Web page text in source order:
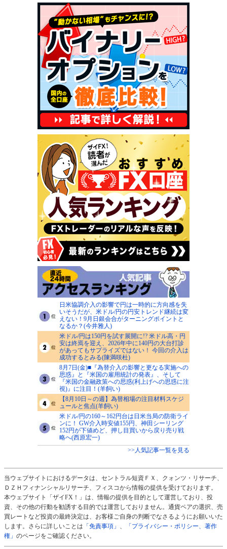
日米協調介入の影響で円は一時的に方向感を失
いそうだが、米ドル/円の円安トレンド継続は変
えない！9月日銀会合がターニングポイントと
なるか？(今井雅人)
米ドル/円は150円を試す展開に!? 米ドル高・円
安は終焉を迎え、2026年中に140円の大台打診
があってもサプライズではない！ 今回の介入は
成功するとみる(陳満咲杜)
8月7日(金)■『為替介入の影響と更なる実施への
思惑』と『米国の雇用統計の発表』、そして
『米国の金融政策への思惑(利上げへの思惑に注
視)』に注目！(羊飼い)
【8月10日～の週】為替相場の注目材料スケジ
ュールと焦点(羊飼い)
米ドル/円の160～162円台は日米当局の防衛ライ
ンに！ GW介入時安値155円、神田シーリング
152円が下値めど、押し目買いから戻り売り戦
略へ(西原宏一)
>>人気記事一覧を見る
当ウェブサイトにおけるデータは、セントラル短資ＦＸ、クォンツ・リサーチ、
ＤＺＨフィナンシャルリサーチ、フィスコから情報の提供を受けております。
本ウェブサイト「ザイFX！」は、情報の提供を目的として運営しており、投
資、その他の行動を勧誘する目的では運営しておりません。通貨ペアの選択、売
買レートなど投資の最終決定は、お客様ご自身の判断でなさるようにお願いいた
します。さらに詳しいことは 「免責事項」 、
「プライバシー・ポリシー、著作
権」 のページをご確認ください。